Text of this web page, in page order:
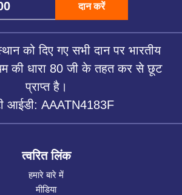
दान करें
को दिए गए सभी दान पर भारतीय
की धारा 80 जी के तहत कर से छूट
प्राप्त है।
आईडी: AAATN4183F
त्वरित लिंक
हमारे बारे में
मीडिया